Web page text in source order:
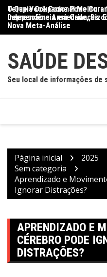
para
conteúdo
O Que Você Come Pode
Depressão e Ansiedade, Diz
Terapia Ocupacional
Independência em Crianças
Nova Meta-Análise
SAÚDE
Seu local de informações de
Página inicial 2025
Sem categoria
Aprendizado e
Ignorar Distrações?
APRENDIZADO E
CÉREBRO PODE
DISTRAÇÕES?